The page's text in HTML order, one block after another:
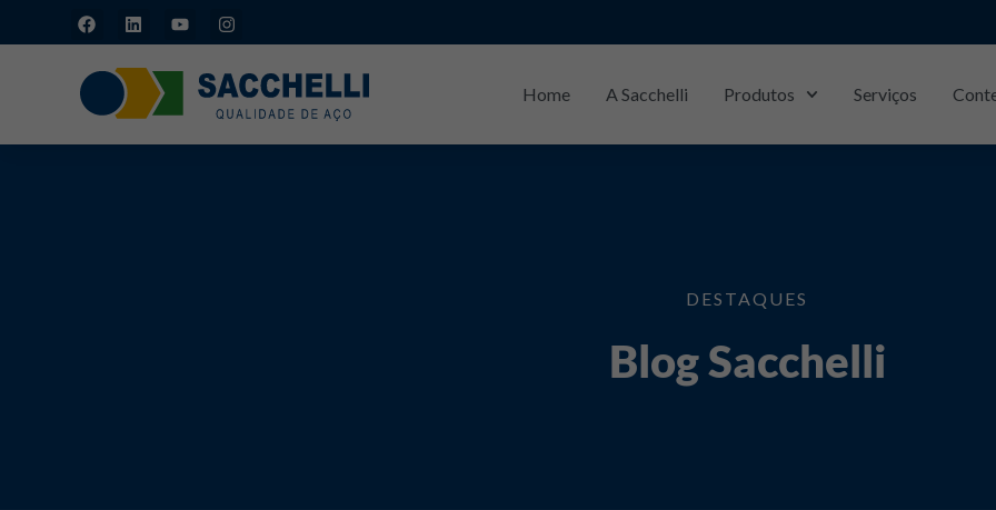
Home A Sacchelli Produtos Serviços
DESTAQUES
Blog Sacchelli